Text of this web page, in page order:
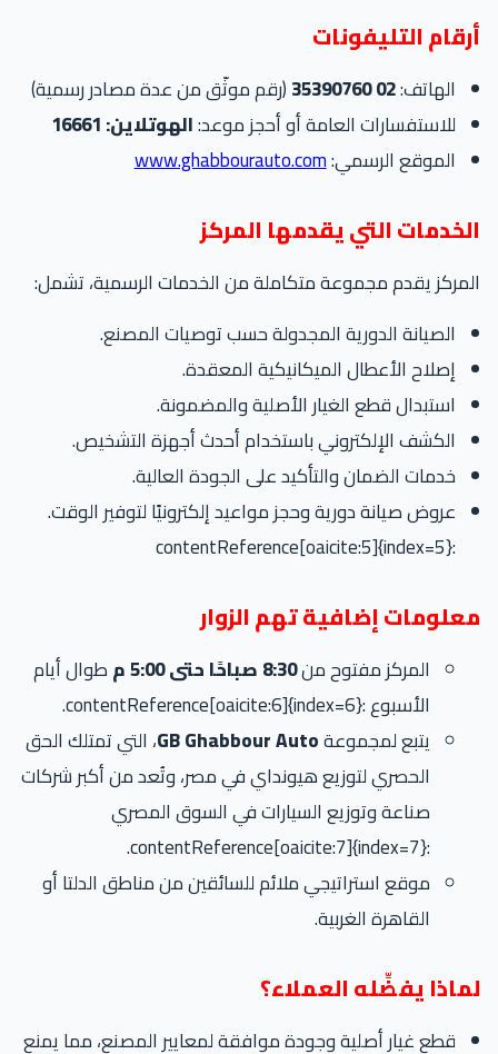
أرقام التليفونات
الهاتف:02 35390760
(رقم موثّق من عدة مصادر رسمية)
للاستفسارات العامة أو أحجز موعد:الهوتلاين: 16661
الموقع الرسمي:www.ghabbourauto.com
الخدمات التي يقدمها المركز
المركز يقدم مجموعة متكاملة من الخدمات الرسمية، تشمل:
الصيانة الدورية المجدولة حسب توصيات المصنع.
إصلاح الأعطال الميكانيكية المعقدة.
استبدال قطع الغيار الأصلية والمضمونة.
الكشف الإلكتروني باستخدام أحدث أجهزة التشخيص.
خدمات الضمان والتأكيد على الجودة العالية.
عروض صيانة دورية وحجز مواعيد إلكترونيًا لتوفير الوقت.
:contentReference[oaicite:5]{index=5}
معلومات إضافية تهم الزوار
المركز مفتوح من8:30 صباحًا حتى 5:00 م
طوال أيام
الأسبوع :contentReference[oaicite:6]{index=6}.
يتبع لمجموعةGB Ghabbour Auto، التي تمتلك الحق
الحصري لتوزيع هيونداي في مصر، وتُعد من أكبر شركات
صناعة وتوزيع السيارات في السوق المصري
:contentReference[oaicite:7]{index=7}.
موقع استراتيجي ملائم للسائقين من مناطق الدلتا أو
القاهرة الغربية.
لماذا يفضِّله العملاء؟
قطع غيار أصلية وجودة موافقة لمعايير المصنع، مما يمنع